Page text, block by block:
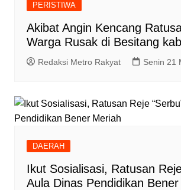
PERISTIWA
Akibat Angin Kencang
Warga Rusak di Besitang
Redaksi Metro Rakyat Senin 21
DAERAH
Ikut Sosialisasi, Ratusan
Aula Dinas Pendidikan